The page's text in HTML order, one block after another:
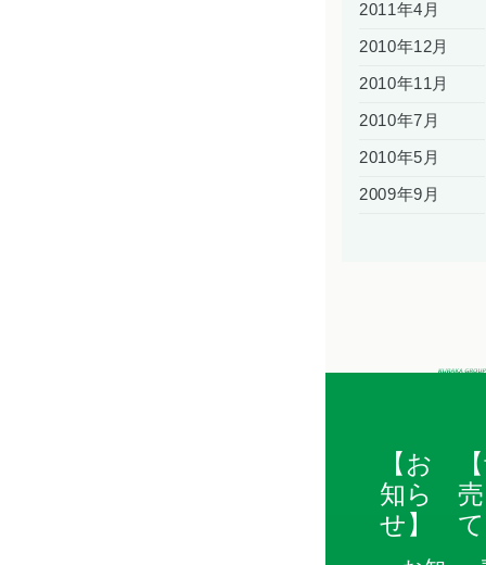
2011年4月
2010年12月
2010年11月
2010年7月
2010年5月
2009年9月
【お
知ら
せ】